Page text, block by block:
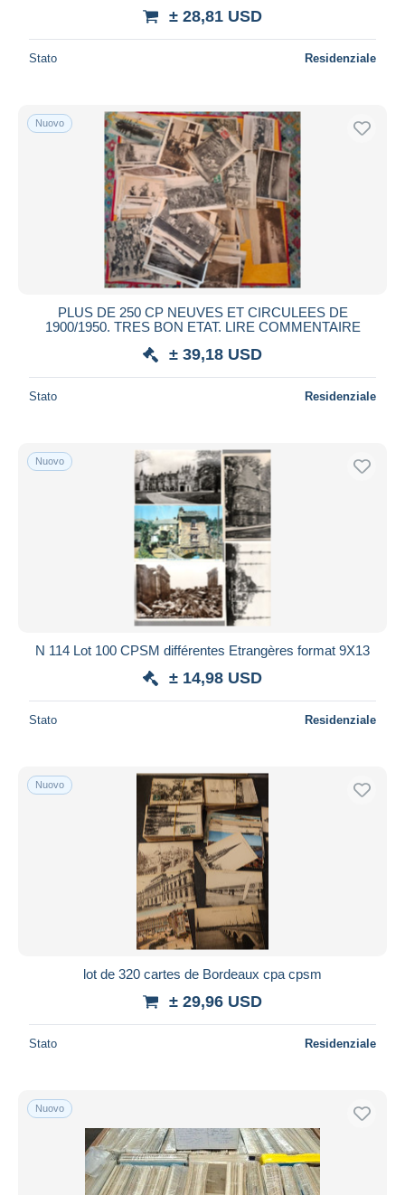
± 28,81 USD
Stato Residenziale
Nuovo
PLUS DE 250 CP NEUVES ET CIRCULEES DE
1900/1950. TRES BON ETAT. LIRE COMMENTAIRE
± 39,18 USD
Stato Residenziale
Nuovo
N 114 Lot 100 CPSM différentes Etrangères format 9X13
± 14,98 USD
Stato Residenziale
Nuovo
lot de 320 cartes de Bordeaux cpa cpsm
± 29,96 USD
Stato Residenziale
Nuovo